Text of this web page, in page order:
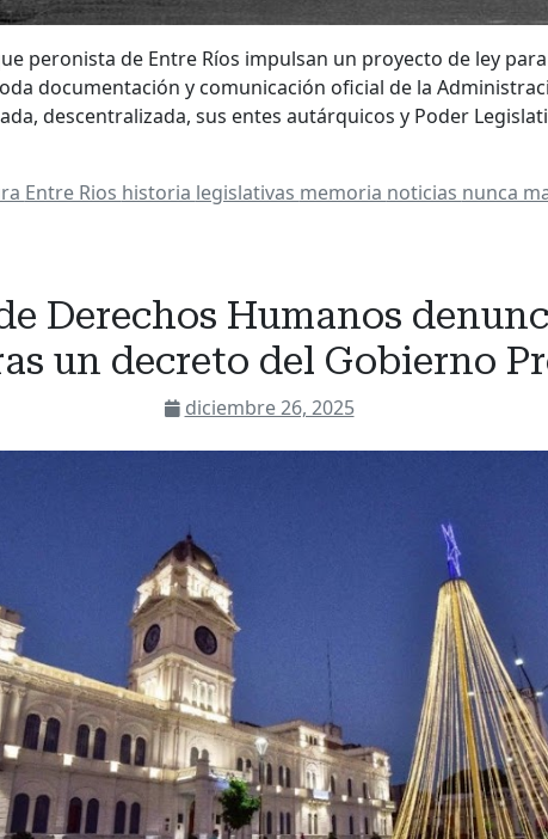
peronista de Entre Ríos impulsan un proyecto de ley
documentación y comunicación oficial de la
descentralizada, sus entes autárquicos y Poder
Entre Rios historia legislativas memoria noticias nunca
Derechos Humanos
un decreto del Gobierno
diciembre 26, 2025